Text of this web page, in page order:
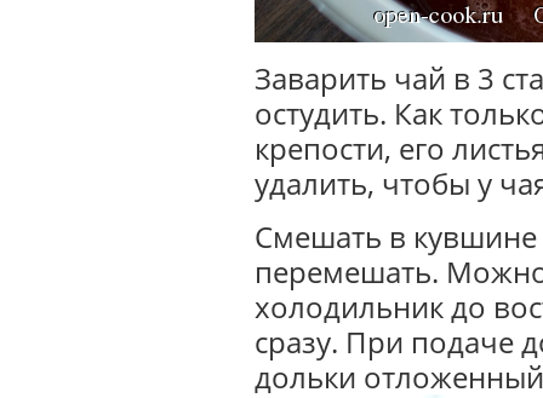
Заварить чай в 3
остудить. Как
крепости, его
удалить, чтобы у
Смешать в
перемешать.
холодильник до
сразу. При подаче
дольки